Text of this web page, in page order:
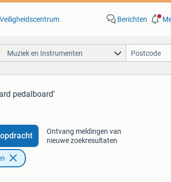
Veiligheidscentrum Berichten
Muziek en Instrumenten
pedalboard'
Ontvang meldingen van
nieuwe zoekresultaten